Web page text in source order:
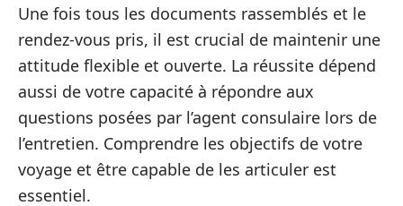
Une fois tous les documents rassemblés et le
rendez-vous pris, il est crucial de maintenir une
attitude flexible et ouverte. La réussite dépend
aussi de votre capacité à répondre aux
questions posées par l’agent consulaire lors de
l’entretien. Comprendre les objectifs de votre
voyage et être capable de les articuler est
essentiel.